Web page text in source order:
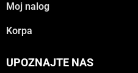
Moj nalog
Korpa
UPOZNAJTE NAS